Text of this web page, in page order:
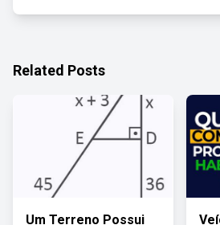
Related Posts
Um Terreno Possui